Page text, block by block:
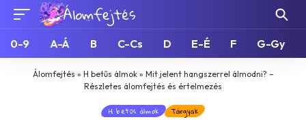
0-9 A-Á B C-Cs D E-É F G-Gy
Álomfejtés » H betűs álmok» Mit jelent hangszerrel álmodni? –
Részletes álomfejtés és értelmezés
H betűs álmok Tárgyak